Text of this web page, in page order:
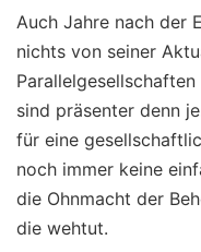
Auch Jahre nach der
nichts von seiner
sind präsenter denn
für eine
noch immer keine
die Ohnmacht der
die wehtut.